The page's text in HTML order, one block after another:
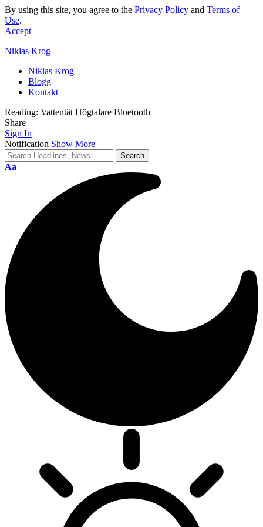
By using this site, you agree to the Privacy Policy and Terms of
Use.
Accept
Niklas Krog
Niklas Krog
Blogg
Kontakt
Reading: Vattentät Högtalare Bluetooth
Share
Sign In
Notification Show More
Font
Aa